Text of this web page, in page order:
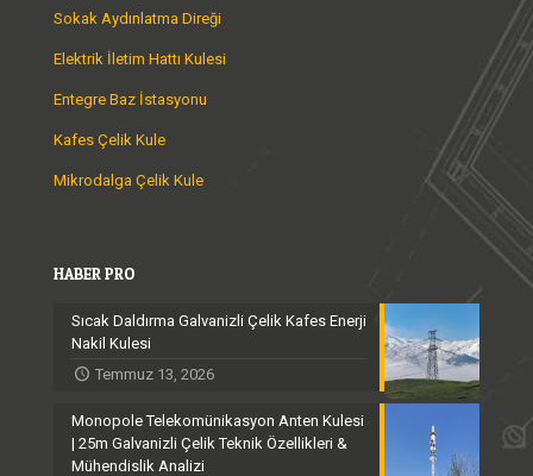
Sokak Aydınlatma Direği
Elektrik İletim Hattı Kulesi
Entegre Baz İstasyonu
Kafes Çelik Kule
Mikrodalga Çelik Kule
HABER PRO
Sıcak Daldırma Galvanizli Çelik Kafes Enerji
Nakil Kulesi
Temmuz 13, 2026
Monopole Telekomünikasyon Anten Kulesi
| 25m Galvanizli Çelik Teknik Özellikleri &
Mühendislik Analizi